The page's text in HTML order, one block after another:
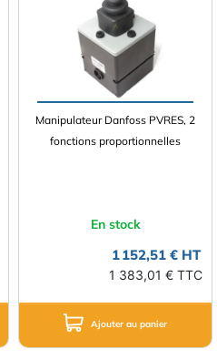
Manipulateur Danfoss PVRES, 2
fonctions proportionnelles
En stock
1 152,51 € HT
1 383,01 € TTC
Ajouter au panier